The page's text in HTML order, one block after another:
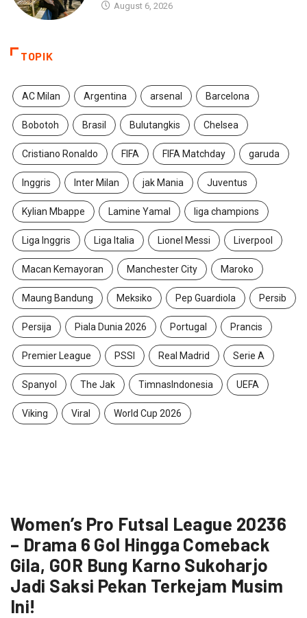
August 6, 2026
TOPIK
AC Milan Argentina arsenal Barcelona
Bobotoh Brasil Bulutangkis Chelsea
Cristiano Ronaldo FIFA FIFA Matchday garuda
Inggris Inter Milan jak Mania Juventus
Kylian Mbappe Lamine Yamal liga champions
Liga Inggris Liga Italia Lionel Messi Liverpool
Macan Kemayoran Manchester City Maroko
Maung Bandung Meksiko Pep Guardiola Persib
Persija Piala Dunia 2026 Portugal Prancis
Premier League PSSI Real Madrid Serie A
Spanyol The Jak TimnasIndonesia UEFA
Viking Viral World Cup 2026
Women’s Pro Futsal League 20236
– Drama 6 Gol Hingga Comeback
Gila, GOR Bung Karno Sukoharjo
Jadi Saksi Pekan Terkejam Musim
Ini!